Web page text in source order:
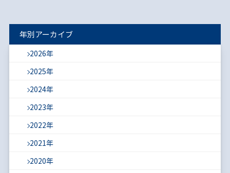
年別アーカイブ
2026年
2025年
2024年
2023年
2022年
2021年
2020年